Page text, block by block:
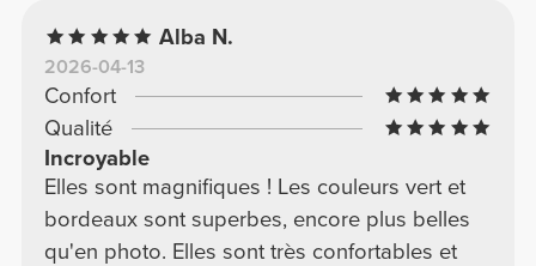
Alba N.
2026-04-13
Confort
Qualité
Incroyable
Elles sont magnifiques ! Les couleurs vert et
bordeaux sont superbes, encore plus belles
qu'en photo. Elles sont très confortables et